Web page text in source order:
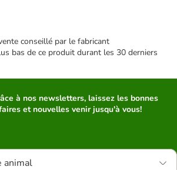
conseillé par le fabricant
bas de ce produit durant les 30 derniers
à nos newsletters, laissez les bonnes
et nouvelles venir jusqu'à vous!
animal